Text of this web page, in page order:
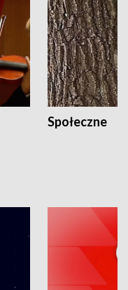
Społeczne